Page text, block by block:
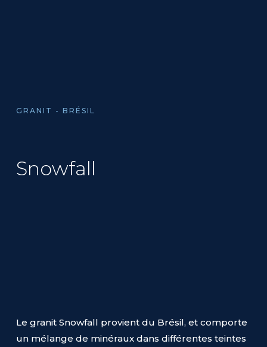
GRANIT - BRÉSIL
Snowfall
Le granit Snowfall provient du Brésil, et comporte
un mélange de minéraux dans différentes teintes